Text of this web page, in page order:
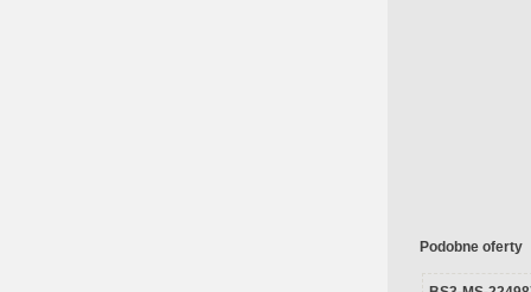
Podobne oferty